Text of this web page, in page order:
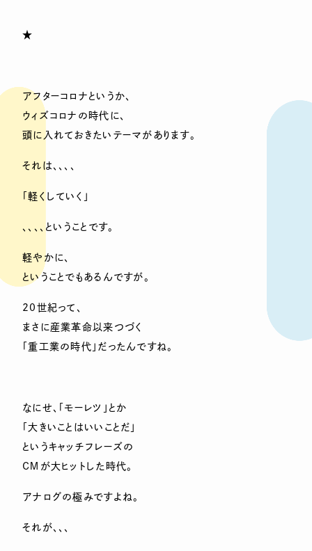
★
アフターコロナというか、
ウィズコロナの時代に、
頭に入れておきたいテーマがあります。
それは、、、、
「軽くしていく」
、、、、ということです。
軽やかに、
ということでもあるんですが。
20世紀って、
まさに産業革命以来つづく
「重工業の時代」だったんですね。
なにせ、「モーレツ」とか
「大きいことはいいことだ」
というキャッチフレーズの
ＣＭが大ヒットした時代。
アナログの極みですよね。
それが、、、